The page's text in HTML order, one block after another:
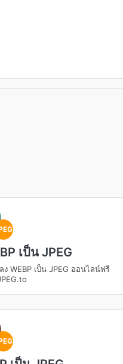
เป็น JPEG
ง WEBP เป็น JPEG ออนไลน์ฟรี